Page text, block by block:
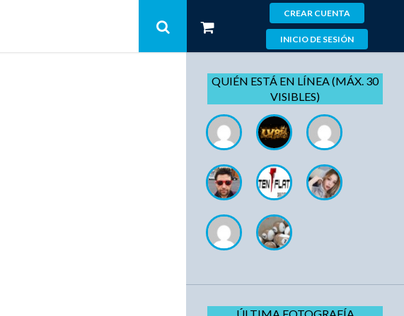
CREAR CUENTA
INICIO DE SESIÓN
QUIÉN ESTÁ EN LÍNEA (MÁX. 30
VISIBLES)